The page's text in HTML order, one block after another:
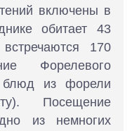
включены в
обитает 43
170
Форелевого
блюд из форели
Посещение
из немногих